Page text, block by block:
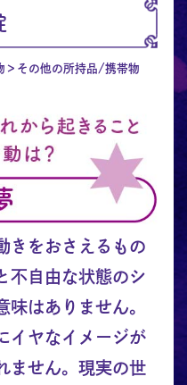
その他の所持品/携帯物
きをおさえるもの
不自由な状態のシ
味はありません。
イヤなイメージが
ません。現実の世